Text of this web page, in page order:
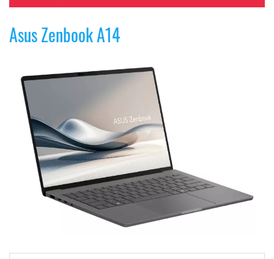
Asus Zenbook A14